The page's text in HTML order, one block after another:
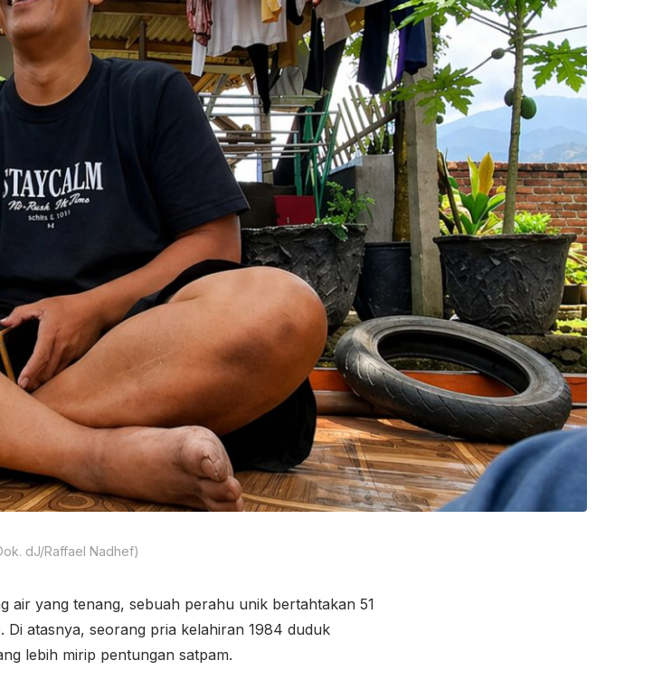
dJ/Raffael Nadhef)
air yang tenang, sebuah perahu unik bertahtakan 51
Di atasnya, seorang pria kelahiran 1984 duduk
lebih mirip pentungan satpam.